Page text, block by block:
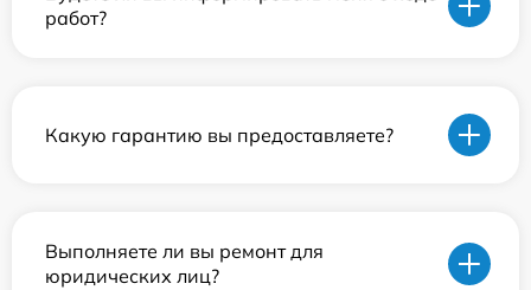
работ?
Какую гарантию вы предоставляете?
Выполняете ли вы ремонт для
юридических лиц?